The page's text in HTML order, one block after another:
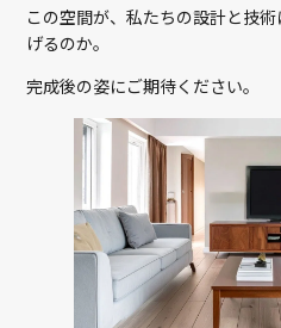
この空間が、私たちの設計と技
げるのか。
完成後の姿にご期待ください。